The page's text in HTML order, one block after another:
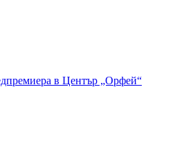
в Център „Орфей“